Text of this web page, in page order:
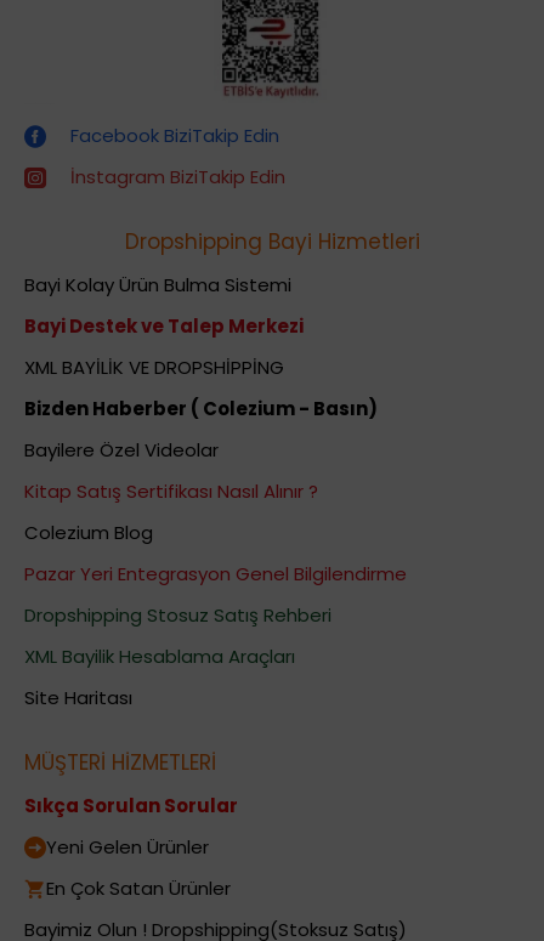
Facebook BiziTakip Edin
İnstagram BiziTakip Edin
Dropshipping Bayi Hizmetleri
Bayi Kolay Ürün Bulma Sistemi
Bayi Destek ve Talep Merkezi
XML BAYİLİK VE DROPSHİPPİNG
Bizden Haberber ( Colezium - Basın)
Bayilere Özel Videolar
Kitap Satış Sertifikası Nasıl Alınır ?
Colezium Blog
Pazar Yeri Entegrasyon Genel Bilgilendirme
Dropshipping Stosuz Satış Rehberi
XML Bayilik Hesablama Araçları
Site Haritası
MÜŞTERİ HİZMETLERİ
Sıkça Sorulan Sorular
Yeni Gelen Ürünler
En Çok Satan Ürünler
Bayimiz Olun ! Dropshipping(Stoksuz Satış)